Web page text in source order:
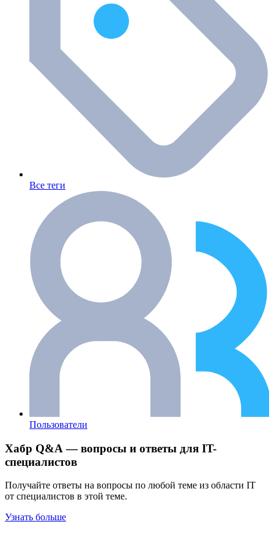
Все теги
Пользователи
Хабр Q&A — вопросы и ответы для IT-
специалистов
Получайте ответы на вопросы по любой теме из области IT
от специалистов в этой теме.
Узнать больше